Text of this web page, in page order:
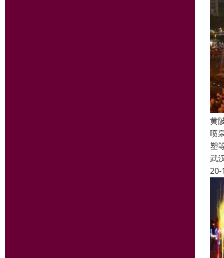
黄
喷
塑
武
20-